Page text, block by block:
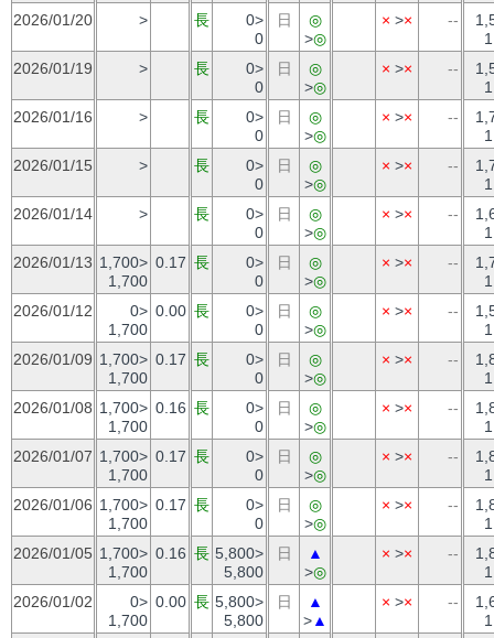
2026/01/20
> 長
0>
0
日
◎
>◎
× >× --
2026/01/19
> 長
0>
0
日
◎
>◎
× >× --
2026/01/16
> 長
0>
0
日
◎
>◎
× >× --
2026/01/15
> 長
0>
0
日
◎
>◎
× >× --
2026/01/14
> 長
0>
0
日
◎
>◎
× >× --
2026/01/13 1,700>
1,700
0.17 長
0>
0
日
◎
>◎
× >× --
2026/01/12
0>
1,700
0.00 長
0>
0
日
◎
>◎
× >× --
2026/01/09 1,700>
1,700
0.17 長
0>
0
日
◎
>◎
× >× --
2026/01/08 1,700>
1,700
0.16 長
0>
0
日
◎
>◎
× >× --
2026/01/07 1,700>
1,700
0.17 長
0>
0
日
◎
>◎
× >× --
2026/01/06 1,700>
1,700
0.17 長
0>
0
日
◎
>◎
× >× --
2026/01/05 1,700>
1,700
0.16 長 5,800>
5,800
日
▲
>◎
× >× --
2026/01/02
0>
1,700
0.00 長 5,800>
5,800
日
▲
>▲
× >× --